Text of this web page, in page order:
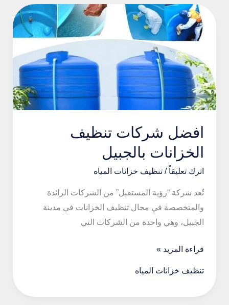
الفلل
بأعلى
معايير
الجودة
افضل شركات تنظيف
الخزانات بالجبيل
اترك تعليقاً / تنظيف خزانات المياه
تُعد شركة “رؤية المستقبل” من الشركات الرائدة
والمتخصصة في مجال تنظيف الخزانات في مدينة
الجبيل، وهي واحدة من الشركات التي
افضل
قراءة المزيد »
تنظيف خزانات المياه